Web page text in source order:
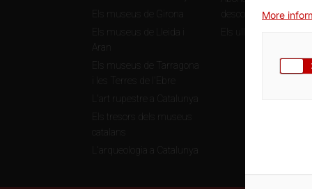
Els museus de Girona
Els museus de Lleida i
Aran
Els museus de Tarragona
i les Terres de l'Ebre
L'art rupestre a Catalunya
Els tresors dels museus
catalans
L'arqueologia a Catalunya
descomptes
Els ulls de la història
More